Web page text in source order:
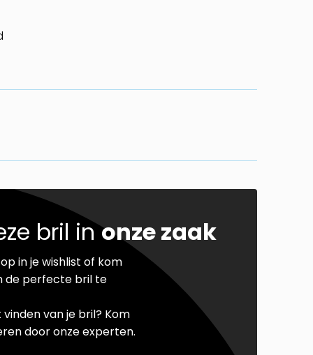
bril inonze zaak
in je wishlist of kom
de perfecte bril te
van je bril? Kom
door onze experten.